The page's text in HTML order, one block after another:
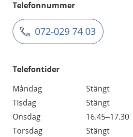
Telefonnummer
072-029 74 03
Telefontider
Måndag
Stängt
Tisdag
Stängt
Onsdag
16.45–17.30
Torsdag
Stängt